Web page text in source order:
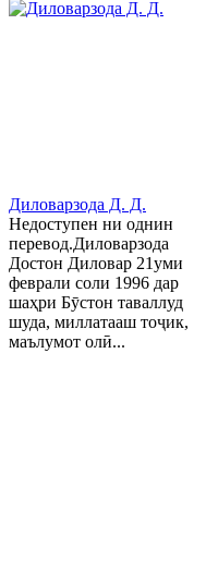
Диловарзода Д. Д.
Недоступен ни однин
перевод.Диловарзода
Достон Диловар 21уми
феврали соли 1996 дар
шаҳри Бӯстон таваллуд
шуда, миллатааш тоҷик,
маълумот олӣ...